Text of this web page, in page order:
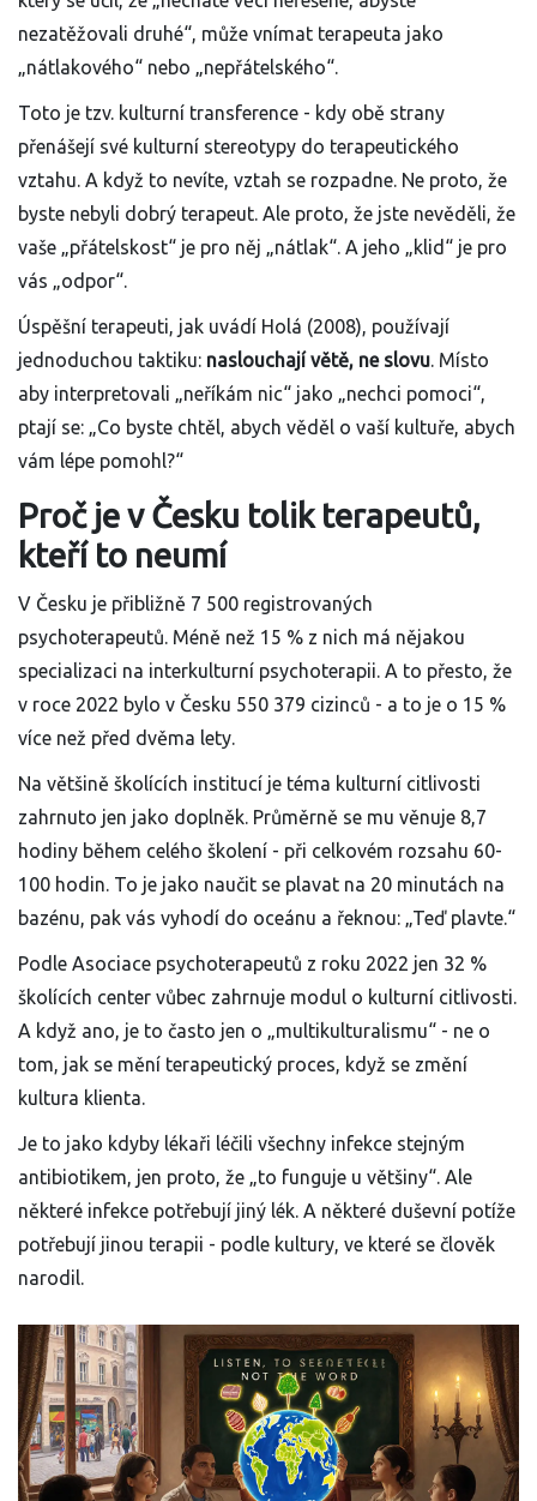
nezatěžovali druhé“, může vnímat terapeuta jako
„nátlakového“ nebo „nepřátelského“.
Toto je tzv. kulturní transference - kdy obě strany
přenášejí své kulturní stereotypy do terapeutického
vztahu. A když to nevíte, vztah se rozpadne. Ne proto, že
byste nebyli dobrý terapeut. Ale proto, že jste nevěděli, že
vaše „přátelskost“ je pro něj „nátlak“. A jeho „klid“ je pro
vás „odpor“.
Úspěšní terapeuti, jak uvádí Holá (2008), používají
jednoduchou taktiku: naslouchají větě, ne slovu. Místo
aby interpretovali „neříkám nic“ jako „nechci pomoci“,
ptají se: „Co byste chtěl, abych věděl o vaší kultuře, abych
vám lépe pomohl?“
Proč je v Česku tolik terapeutů,
kteří to neumí
V Česku je přibližně 7 500 registrovaných
psychoterapeutů. Méně než 15 % z nich má nějakou
specializaci na interkulturní psychoterapii. A to přesto, že
v roce 2022 bylo v Česku 550 379 cizinců - a to je o 15 %
více než před dvěma lety.
Na většině školících institucí je téma kulturní citlivosti
zahrnuto jen jako doplněk. Průměrně se mu věnuje 8,7
hodiny během celého školení - při celkovém rozsahu 60-
100 hodin. To je jako naučit se plavat na 20 minutách na
bazénu, pak vás vyhodí do oceánu a řeknou: „Teď plavte.“
Podle Asociace psychoterapeutů z roku 2022 jen 32 %
školících center vůbec zahrnuje modul o kulturní citlivosti.
A když ano, je to často jen o „multikulturalismu“ - ne o
tom, jak se mění terapeutický proces, když se změní
kultura klienta.
Je to jako kdyby lékaři léčili všechny infekce stejným
antibiotikem, jen proto, že „to funguje u většiny“. Ale
některé infekce potřebují jiný lék. A některé duševní potíže
potřebují jinou terapii - podle kultury, ve které se člověk
narodil.